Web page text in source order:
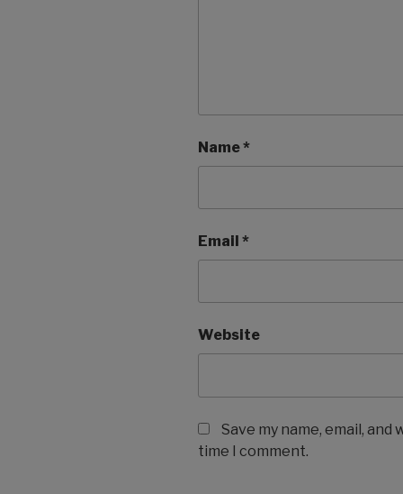
Name*
Email *
Website
Save my name, email,
time I comment.